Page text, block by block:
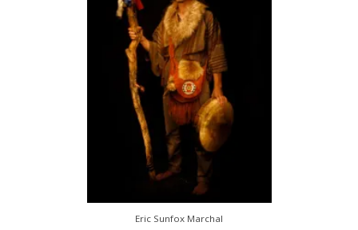
Eric Sunfox Marchal